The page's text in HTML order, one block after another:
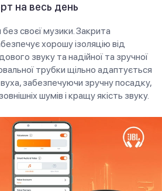
на весь день
своєї музики. Закрита
хорошу ізоляцію від
звуку та надійної та зручної
трубки щільно адаптується
забезпечуючи зручну посадку,
шумів і кращу якість звуку.